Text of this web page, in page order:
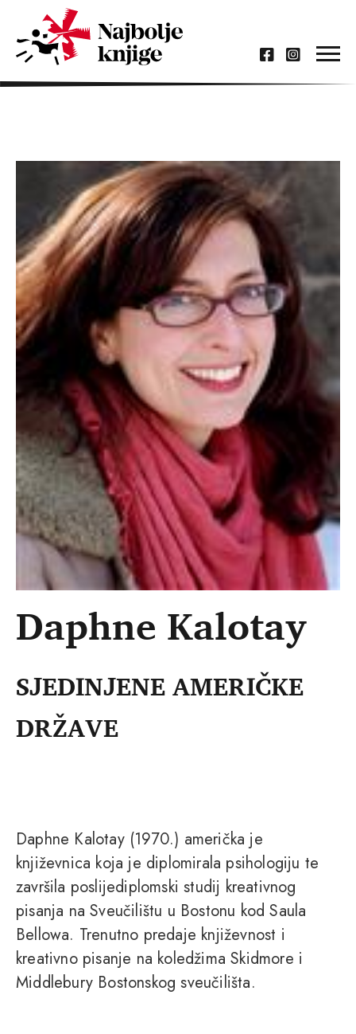
Daphne Kalotay
SJEDINJENE AMERIČKE
DRŽAVE
Daphne Kalotay (1970.) američka je
književnica koja je diplomirala psihologiju te
završila poslijediplomski studij kreativnog
pisanja na Sveučilištu u Bostonu kod Saula
Bellowa. Trenutno predaje književnost i
kreativno pisanje na koledžima Skidmore i
Middlebury Bostonskog sveučilišta.